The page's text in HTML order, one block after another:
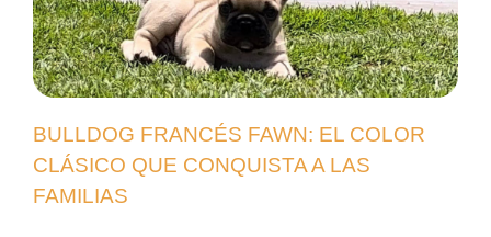
BULLDOG FRANCÉS FAWN: EL COLOR
CLÁSICO QUE CONQUISTA A LAS
FAMILIAS